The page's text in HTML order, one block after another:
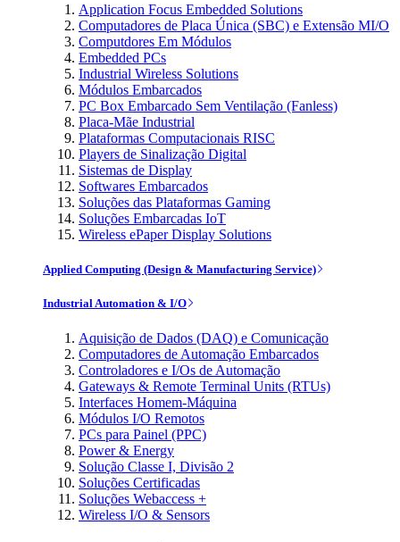
Application Focus Embedded Solutions
Computadores de Placa Única (SBC) e Extensão MI/O
Computdores Em Módulos
Embedded PCs
Industrial Wireless Solutions
Módulos Embarcados
PC Box Embarcado Sem Ventilação (Fanless)
Placa-Mãe Industrial
Plataformas Computacionais RISC
Players de Sinalização Digital
Sistemas de Display
Softwares Embarcados
Soluções das Plataformas Gaming
Soluções Embarcadas IoT
Wireless ePaper Display Solutions
Applied Computing (Design & Manufacturing Service)
Industrial Automation & I/O
Aquisição de Dados (DAQ) e Comunicação
Computadores de Automação Embarcados
Controladores e I/Os de Automação
Gateways & Remote Terminal Units (RTUs)
Interfaces Homem-Máquina
Módulos I/O Remotos
PCs para Painel (PPC)
Power & Energy
Solução Classe I, Divisão 2
Soluções Certificadas
Soluções Webaccess +
Wireless I/O & Sensors